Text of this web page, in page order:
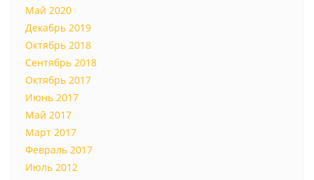
Май 2020
Декабрь 2019
Октябрь 2018
Сентябрь 2018
Октябрь 2017
Июнь 2017
Май 2017
Март 2017
Февраль 2017
Июль 2012